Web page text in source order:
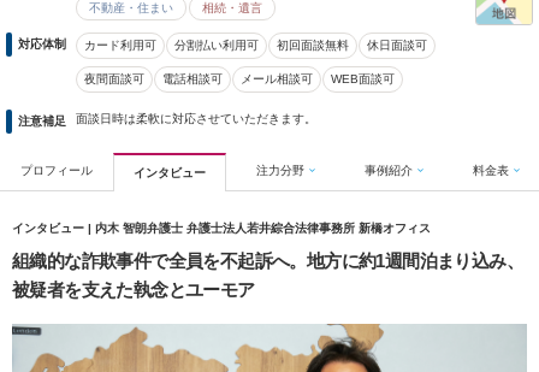
不動産・住まい 相続・遺言
対応体制 カード利用可 分割払い利用可 初回面談無料 休日面談可
夜間面談可 電話相談可 メール相談可 WEB面談可
注意補足 面談日時は柔軟に対応させていただきます。
プロフィール インタビュー 注力分野 事例紹介 料金表
インタビュー | 内木 智朗弁護士 弁護士法人若井綜合法律事務所 新橋オフィス
組織的な詐欺事件で全員を不起訴へ。地方に約1週間泊まり込み、
被疑者を支えた執念とユーモア